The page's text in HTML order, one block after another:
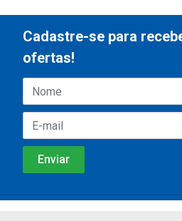
Cadastre-se para
ofertas!